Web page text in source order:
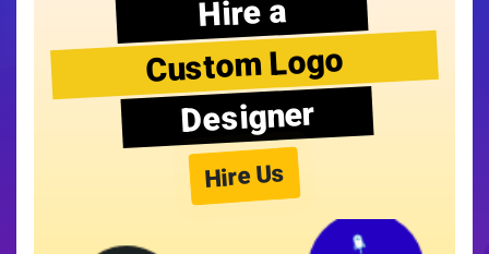
Hire a
Custom Logo
Designer
Hire Us